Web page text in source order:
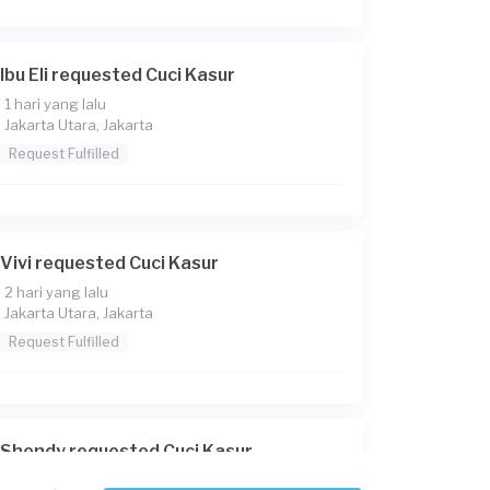
Ibu Eli requested Cuci Kasur
1 hari yang lalu
Jakarta Utara, Jakarta
Request Fulfilled
Vivi requested Cuci Kasur
2 hari yang lalu
Jakarta Utara, Jakarta
Request Fulfilled
Shendy requested Cuci Kasur